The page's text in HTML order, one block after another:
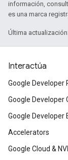
información,
es una marca
Última
Interactúa
Google Developer
Google Developer
Google Developer
Accelerators
Google Cloud &